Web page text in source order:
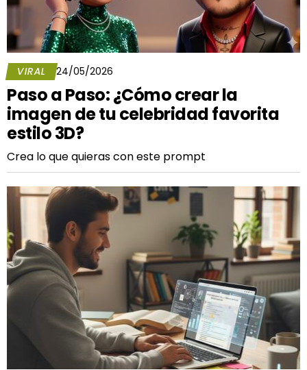
VIRAL 24/05/2026
Paso a Paso: ¿Cómo crear la
imagen de tu celebridad favorita
estilo 3D?
Crea lo que quieras con este prompt